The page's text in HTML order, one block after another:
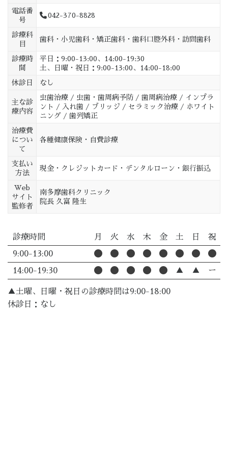
電話番
号
042-370-8828
診療科
目
歯科・小児歯科・矯正歯科・歯科口腔外科・訪問歯科
診療時
間
平日：9:00-13:00、14:00-19:30
土、日曜・祝日：9:00-13:00、14:00-18:00
休診日 なし
主な診
療内容
虫歯治療 / 虫歯・歯周病予防 / 歯周病治療 / インプラ
ント / 入れ歯 / ブリッジ / セラミック治療 / ホワイト
ニング / 歯列矯正
治療費
につい
て
各種健康保険・自費診療
支払い
方法
現金・クレジットカード・デンタルローン・銀行振込
Web
サイト
監修者
南多摩歯科クリニック
院長 久富 隆生
診療時間 月 火 水 木 金 土 日 祝
9:00-13:00
14:00-19:30 ▲ ▲ ー
▲土曜、日曜・祝日の診療時間は9:00-18:00
休診日：なし